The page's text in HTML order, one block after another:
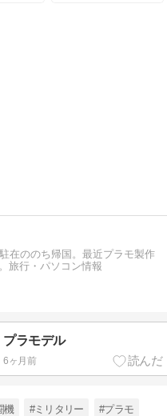
在ののち帰国。最近プラモ製作
旅行・パソコン情報
プラモデル
6ヶ月前
機 #ミリタリー #プラモ